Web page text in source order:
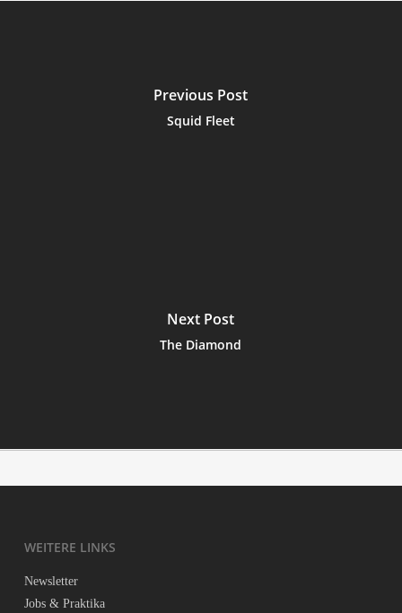
Previous Post
Squid Fleet
Next Post
The Diamond
WEI­TE­RE LINKS
News­let­ter
Jobs & Praktika